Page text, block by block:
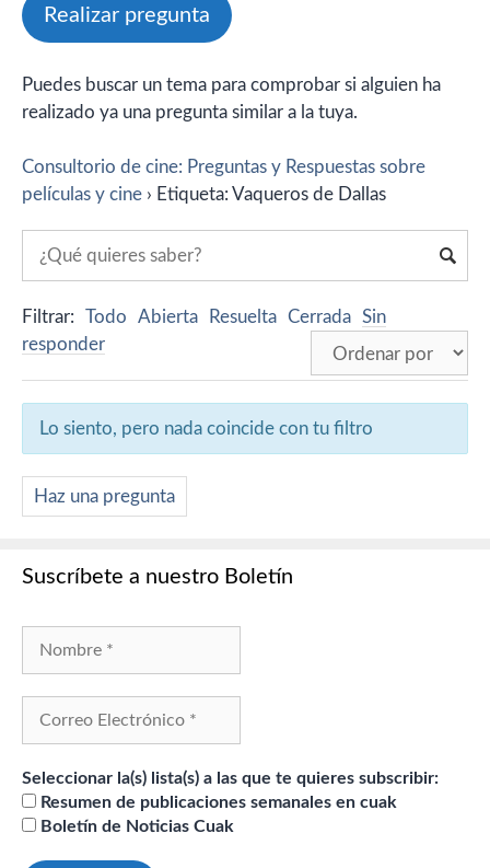
Realizar pregunta
Puedes buscar un tema para comprobar si alguien ha
realizado ya una pregunta similar a la tuya.
Consultorio de cine: Preguntas y Respuestas sobre
películas y cine › Etiqueta: Vaqueros de Dallas
Filtrar: Todo Abierta Resuelta Cerrada Sin
responder
Lo siento, pero nada coincide con tu filtro
Haz una pregunta
Suscríbete a nuestro Boletín
Seleccionar la(s) lista(s) a las que te quieres subscribir:
Resumen de publicaciones semanales en cuak
Boletín de Noticias Cuak